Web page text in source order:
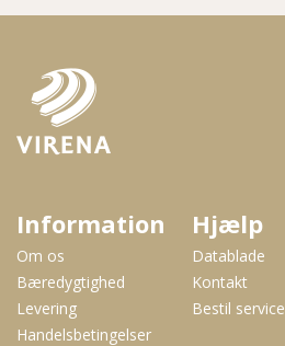
Information
Om os
Bæredygtighed
Levering
Handelsbetingelser
Hjælp
Datablade
Kontakt
Bestil service